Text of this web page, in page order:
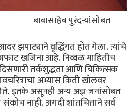
पुरंदर्‍यांसोबत
झपाट्याने वृद्धिंगत होत गेला. त्यांचे
खजिना आहे. निव्वळ माहितीच
तर्कशुद्धता आणि चिकित्सक
अभ्यास किती खोलवर
इतके असूनही अन्य अज्ञ जनांसोबत
संकोच नाही. अगदी शांतचित्ताने सर्व